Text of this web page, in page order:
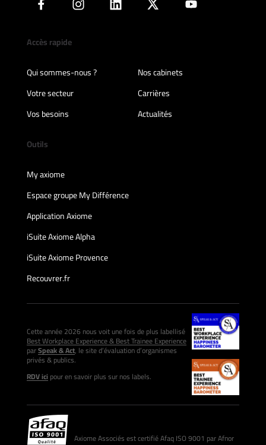
Accès rapide
Qui sommes-nous ?
Nos cabinets
Votre secteur
Carrières
Vos besoins
Actualités
Outils
My axiome
Espace groupe My Différence
Application Axiome
iSuite Axiome Alpha
iSuite Axiome Provence
Recouvrer.fr
Cette année 2026 nous voit une fois de plus labellisé
Best Workplace Experience & Best Trainee Experience
parSpeak & Act, le site d’évaluation d’organismes
privés & publics.
RDV icipour en savoir plus sur nos labels.
Axiome Associés est certifié Afaq ISO 9001 par Afnor